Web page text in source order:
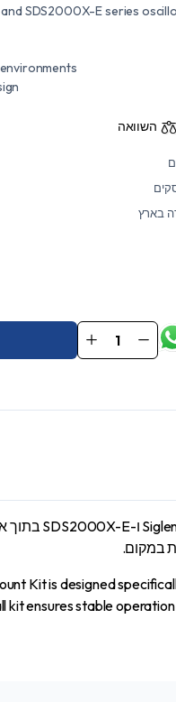
SDS2000X-E series
השוואה
בארץ
Siglent
SDS1000X-
Mount
במקום.
Kit is designed
kit ensures stable